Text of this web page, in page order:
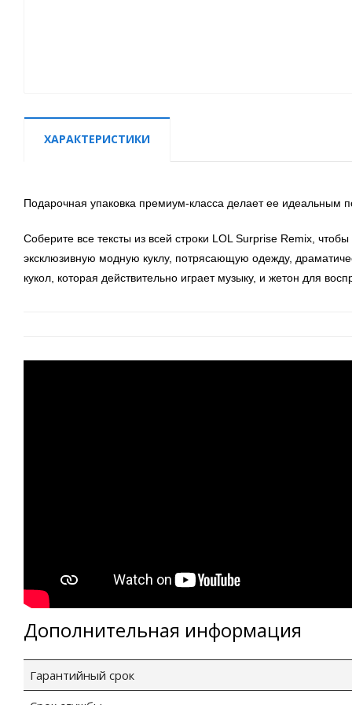
ХАРАКТЕРИСТИКИ
Подарочная упаковка премиум-класса делает ее идеальным
Соберите все тексты из всей строки LOL Surprise Remix,
эксклюзивную модную куклу, потрясающую одежду,
кукол, которая действительно играет музыку, и жетон для
Дополнительная информация
Гарантийный срок